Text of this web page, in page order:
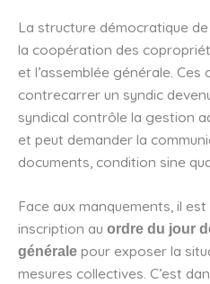
La structure démocratique
la coopération des
et l’assemblée générale.
contrecarrer un syndic
syndical contrôle la gestion
et peut demander la
documents, condition sine
Face aux manquements, il
inscription au ordre du jour
générale pour exposer la
mesures collectives. C’est